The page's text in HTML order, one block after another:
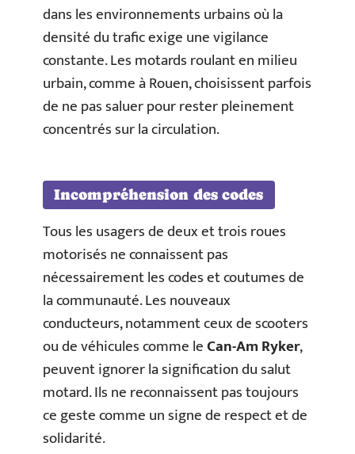
dans les environnements urbains où la
densité du trafic exige une vigilance
constante. Les motards roulant en milieu
urbain, comme à Rouen, choisissent parfois
de ne pas saluer pour rester pleinement
concentrés sur la circulation.
Incompréhension des codes
Tous les usagers de deux et trois roues
motorisés ne connaissent pas
nécessairement les codes et coutumes de
la communauté. Les nouveaux
conducteurs, notamment ceux de scooters
ou de véhicules comme leCan-Am Ryker,
peuvent ignorer la signification du salut
motard. Ils ne reconnaissent pas toujours
ce geste comme un signe de respect et de
solidarité.